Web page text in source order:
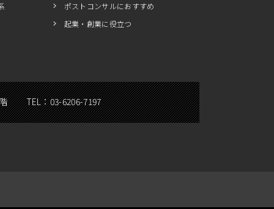
ポストコンサルにおすすめ
起業・創業に役立つ
TEL：03-6206-7197